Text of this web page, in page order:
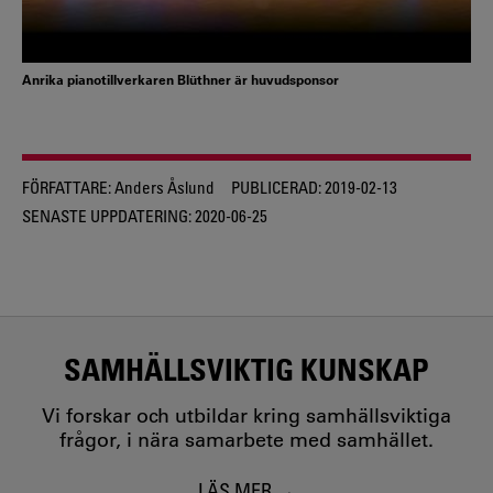
Anrika pianotillverkaren Blüthner är huvudsponsor
FÖRFATTARE:Anders Åslund PUBLICERAD:2019-02-13
SENASTE UPPDATERING:2020-06-25
SAMHÄLLSVIKTIG KUNSKAP
Vi forskar och utbildar kring samhällsviktiga
frågor, i nära samarbete med samhället.